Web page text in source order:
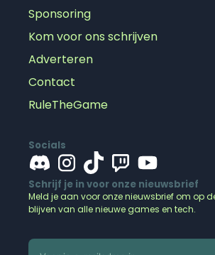
Sponsoring
Kom voor ons schrijven
Adverteren
Contact
RuleTheGame
Socials
Schrijf je in voor onze nieuwsbrief
Meld je aan voor onze nieuwsbrief om op
blijven van alle nieuwe games en tech.